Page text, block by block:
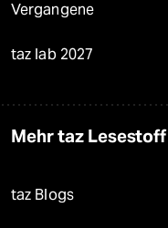
Vergangene
taz lab 2027
Mehr taz Lesestoff
taz Blogs